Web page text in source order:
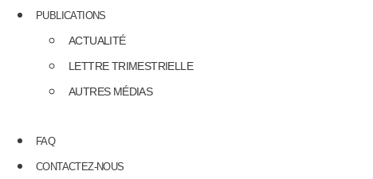
PUBLICATIONS
ACTUALITÉ
LETTRE TRIMESTRIELLE
AUTRES MÉDIAS
FAQ
CONTACTEZ-NOUS